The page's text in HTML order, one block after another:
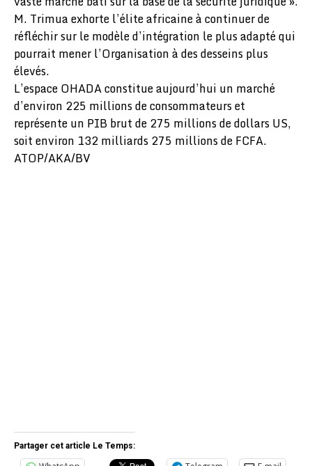
M. Trimua exhorte l’élite africaine à continuer de
réfléchir sur le modèle d’intégration le plus adapté qui
pourrait mener l’Organisation à des desseins plus
élevés.
L’espace OHADA constitue aujourd’hui un marché
d’environ 225 millions de consommateurs et
représente un PIB brut de 275 millions de dollars US,
soit environ 132 milliards 275 millions de FCFA.
ATOP/AKA/BV
Partager cet article Le Temps: